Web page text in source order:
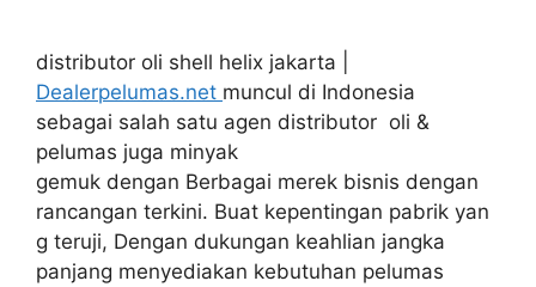
distributor oli shell helix jakarta |
Dealerpelumas.net muncul di Indonesia
sebagai salah satu agen distributor oli &
pelumas juga minyak
gemuk dengan Berbagai merek bisnis dengan
rancangan terkini. Buat kepentingan pabrik yan
g teruji, Dengan dukungan keahlian jangka
panjang menyediakan kebutuhan pelumas